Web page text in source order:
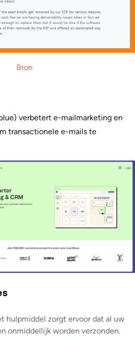
Bron
verbetert e-mailmarketing en
transactionele e-mails te
hulpmiddel zorgt ervoor dat al uw
onmiddellijk worden verzonden.